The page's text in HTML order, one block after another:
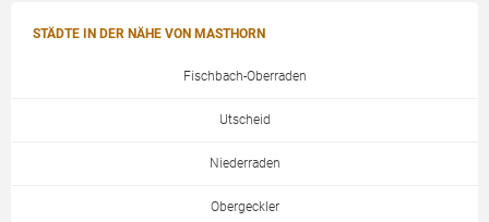
STÄDTE IN DER NÄHE VON MASTHORN
Fischbach-Oberraden
Utscheid
Niederraden
Obergeckler